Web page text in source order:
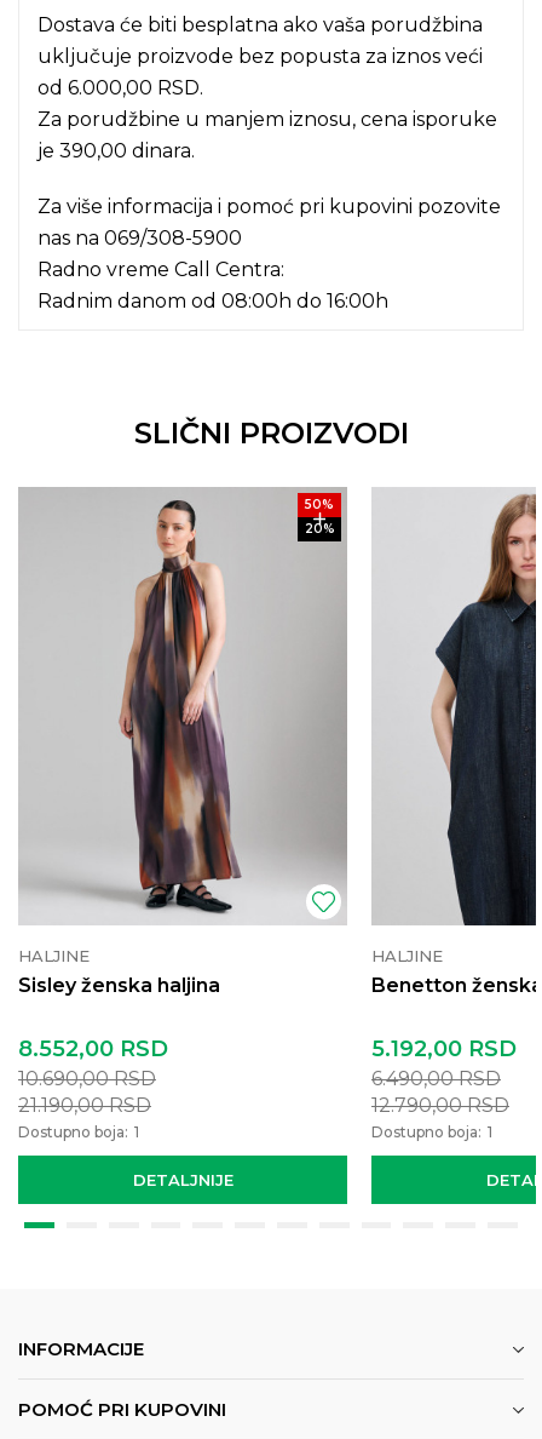
Dostava će biti besplatna ako vaša porudžbina
uključuje proizvode bez popusta za iznos veći
od 6.000,00 RSD.
Za porudžbine u manjem iznosu, cena isporuke
je 390,00 dinara.
Za više informacija i pomoć pri kupovini pozovite
nas na 069/308-5900
Radno vreme Call Centra:
Radnim danom od 08:00h do 16:00h
SLIČNI PROIZVODI
50%
20%
HALJINE
Sisley ženska haljina
DETALJNIJE
8.552,00 RSD
10.690,00RSD
21.190,00RSD
Dostupno boja: 1
HALJINE
Benetton
5.192,00 RSD
6.490,00RSD
12.790,00RSD
Dostupno boja: 1
INFORMACIJE
POMOĆ PRI KUPOVINI